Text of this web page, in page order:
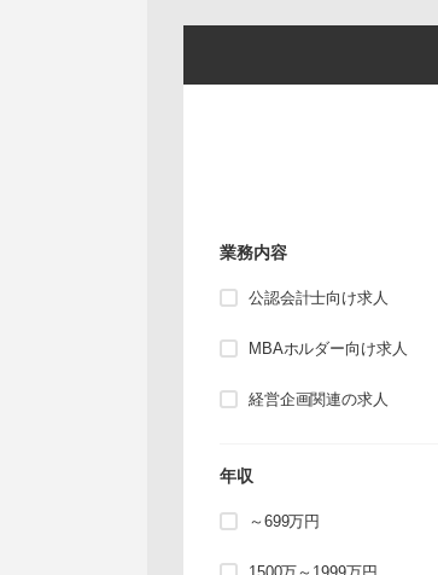
業務内容
公認会計士向け求人
MBAホルダー向け求人
経営企画関連の求人
年収
～699万円